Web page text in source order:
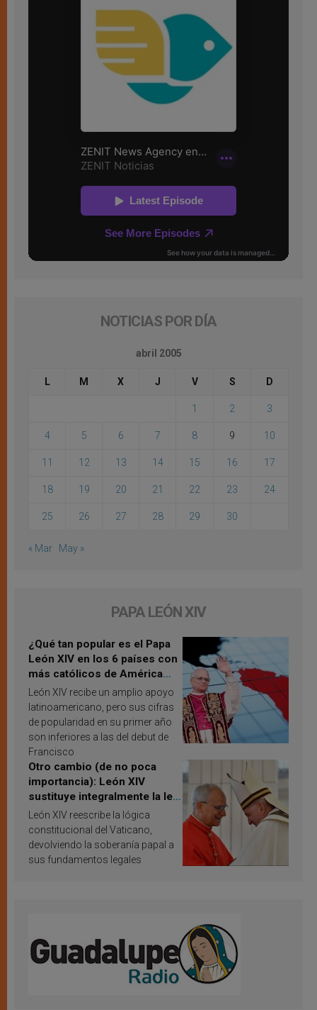
NOTICIAS POR DÍA
abril 2005
L M X J V S D
1 2 3
4 5 6 7 8 9 10
11 12 13 14 15 16 17
18 19 20 21 22 23 24
25 26 27 28 29 30
« Mar May »
PAPA LEÓN XIV
¿Qué tan popular es el Papa
León XIV en los 6 países con
más católicos de América
Latina en 2026? Publican
resultados de investigación
León XIV recibe un amplio apoyo
latinoamericano, pero sus cifras
de popularidad en su primer año
son inferiores a las del debut de
Francisco
Otro cambio (de no poca
importancia): León XIV
sustituye integralmente la ley
vaticana de Papa Francisco
León XIV reescribe la lógica
constitucional del Vaticano,
devolviendo la soberanía papal a
sus fundamentos legales